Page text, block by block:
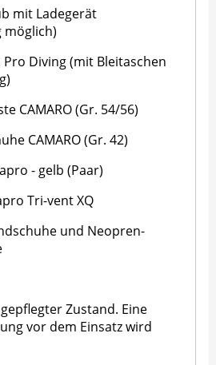
mit Ladegerät
möglich)
Pro Diving (mit Bleitaschen
CAMARO (Gr. 54/56)
CAMARO (Gr. 42)
- gelb (Paar)
Tri-vent XQ
und Neopren-
Zustand. Eine
vor dem Einsatz wird